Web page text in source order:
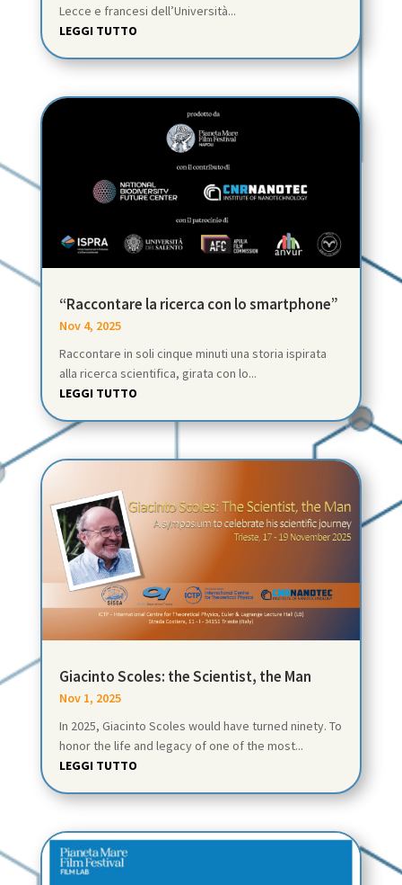
Lecce e francesi dell’Università...
LEGGI TUTTO
“Raccontare la ricerca con lo smartphone”
Nov 4, 2025
Raccontare in soli cinque minuti una storia ispirata
alla ricerca scientifica, girata con lo...
LEGGI TUTTO
Giacinto Scoles: the Scientist, the Man
Nov 1, 2025
In 2025, Giacinto Scoles would have turned ninety. To
honor the life and legacy of one of the most...
LEGGI TUTTO